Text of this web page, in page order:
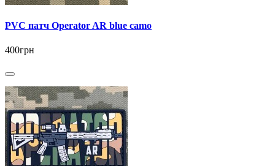
PVC патч Operator AR blue camo
400грн